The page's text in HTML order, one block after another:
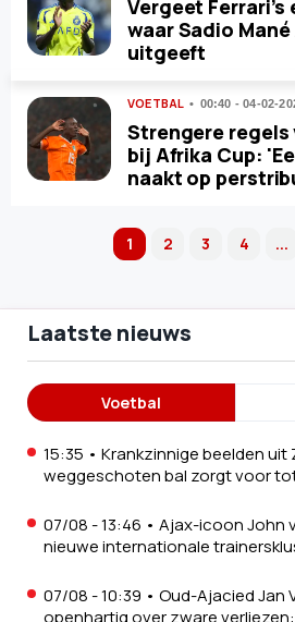
Vergeet Ferrari’s
waar Sadio
uitgeeft
VOETBAL 00:40 - 04-02-
Strengere
bij Afrika Cup:
naakt op
1 2 3 4 ...
Laatste nieuws
Voetbal
15:35 • Krankzinnige beelden uit
weggeschoten bal zorgt voor
07/08 - 13:46 • Ajax-icoon John
nieuwe internationale
07/08 - 10:39 • Oud-Ajacied Jan
openhartig over zware